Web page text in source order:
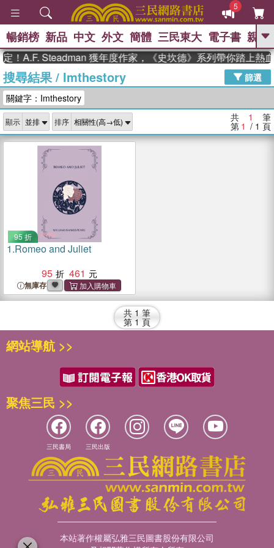
5
GO
熱搜： The Odyssey 、
父親節 、 如果歷史是一群喵 、 暑期
念華 、 台灣的李登輝時代 、 數學女
孩：黎曼猜想
偉大的迷走神經
暢銷榜 新品 中文 外文 簡體 三民東大 電子書 親子
！A.F. Steadman 獲年度作家，《史坎德》系列帶你踏上熱
搜尋結果/ Imthestory
篩選
關鍵字：Imthestory
顯示 排序 共 1 筆
第 1 / 1 頁
95 折
1.Romeo and Juliet
95
461
無庫存
共 1 筆
第 1 頁
網站導航 >>
聚焦三民 >>
三民書局 三民出版
本站著作權屬弘雅三民圖書股份有限公司